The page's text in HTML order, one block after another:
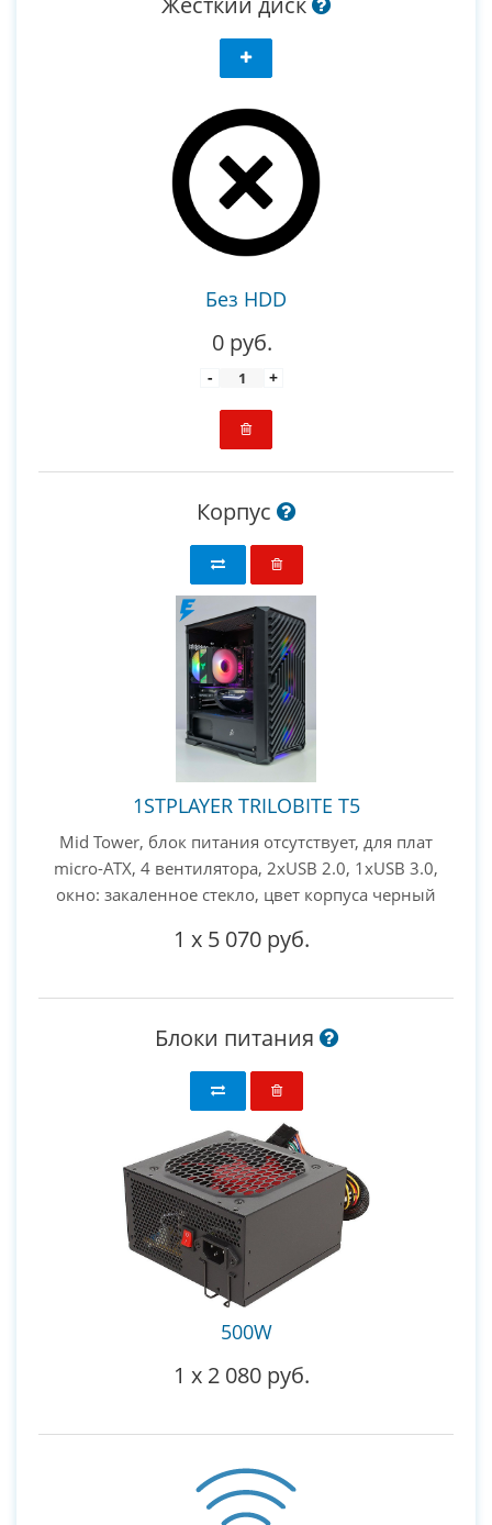
Без HDD
0 руб.
- +
Корпус
1STPLAYER TRILOBITE T5
Mid Tower, блок питания отсутствует, для плат
micro-ATX, 4 вентилятора, 2xUSB 2.0, 1xUSB 3.0,
окно: закаленное стекло, цвет корпуса черный
1 x 5 070 руб.
Блоки питания
500W
1 x 2 080 руб.